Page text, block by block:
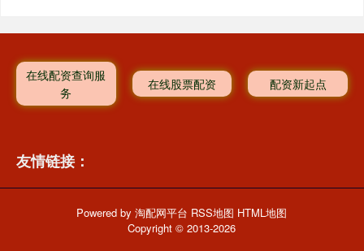
在线配资查询服
务
在线股票配资 配资新起点
友情链接：
Powered by淘配网平台 RSS地图 HTML地图
Copyright© 2013-2026